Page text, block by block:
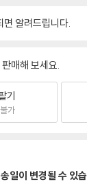
알려드립니다.
매해 보세요.
기
가
일이 변경될 수 있